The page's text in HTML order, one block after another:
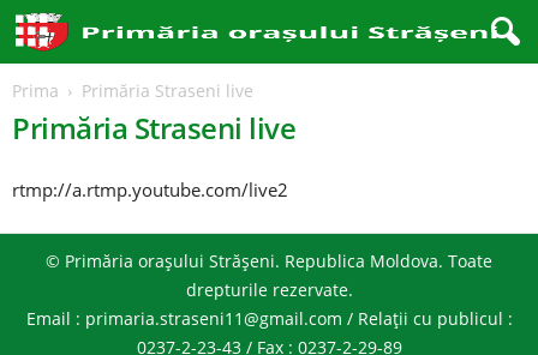
Prima Primăria Straseni live
Primăria Straseni live
rtmp://a.rtmp.youtube.com/live2
© Primăria orașului Strășeni. Republica Moldova. Toate
drepturile rezervate.
Email : primaria.straseni11@gmail.com / Relații cu publicul :
0237-2-23-43 / Fax : 0237-2-29-89